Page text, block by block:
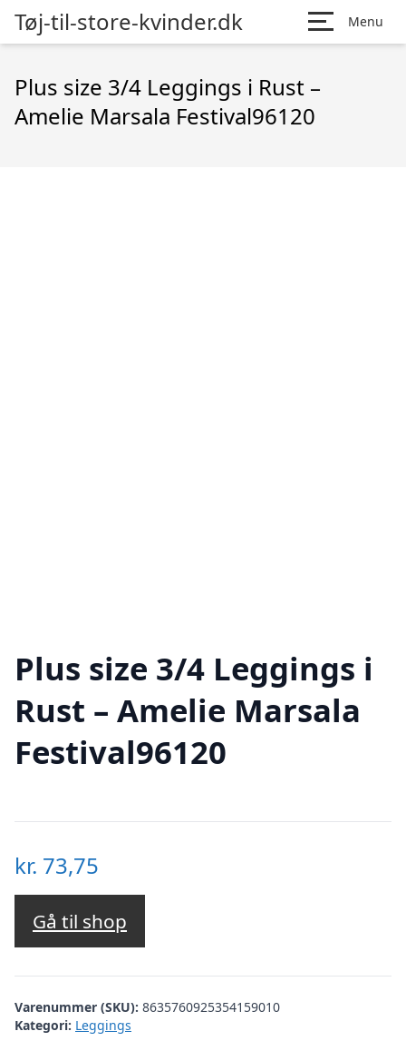
Tøj-til-store-kvinder.dk Menu
Plus size 3/4 Leggings i Rust –
Amelie Marsala Festival96120
Plus size 3/4 Leggings i
Rust – Amelie Marsala
Festival96120
kr. 73,75
Gå til shop
Varenummer (SKU): 8635760925354159010
Kategori: Leggings